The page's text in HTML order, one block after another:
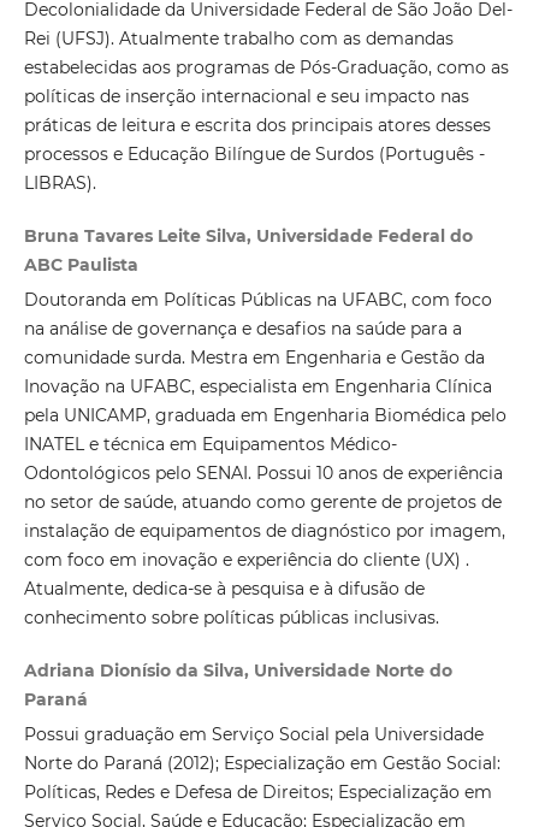
Decolonialidade da Universidade Federal de São João Del-
Rei (UFSJ). Atualmente trabalho com as demandas
estabelecidas aos programas de Pós-Graduação, como as
políticas de inserção internacional e seu impacto nas
práticas de leitura e escrita dos principais atores desses
processos e Educação Bilíngue de Surdos (Português -
LIBRAS).
Bruna Tavares Leite Silva, Universidade Federal do
ABC Paulista
Doutoranda em Políticas Públicas na UFABC, com foco
na análise de governança e desafios na saúde para a
comunidade surda. Mestra em Engenharia e Gestão da
Inovação na UFABC, especialista em Engenharia Clínica
pela UNICAMP, graduada em Engenharia Biomédica pelo
INATEL e técnica em Equipamentos Médico-
Odontológicos pelo SENAI. Possui 10 anos de experiência
no setor de saúde, atuando como gerente de projetos de
instalação de equipamentos de diagnóstico por imagem,
com foco em inovação e experiência do cliente (UX) .
Atualmente, dedica-se à pesquisa e à difusão de
conhecimento sobre políticas públicas inclusivas.
Adriana Dionísio da Silva, Universidade Norte do
Paraná
Possui graduação em Serviço Social pela Universidade
Norte do Paraná (2012); Especialização em Gestão Social:
Políticas, Redes e Defesa de Direitos; Especialização em
Serviço Social, Saúde e Educação; Especialização em